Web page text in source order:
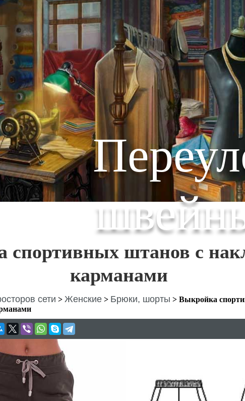
спортивных штанов с
карманами
сети > Женские > Брюки, шорты > Выкройка